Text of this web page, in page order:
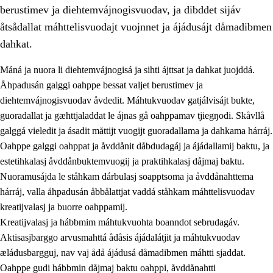
1. Åhpadusá árvvovuodo
1.1 Almasjárvvo
Identitiehtta ja kultuvralasj moattevuohta
1.3 Lájttális ájádallam ja estetihkalasj diedulasjvuohta
Dahkamávvo, berustibme ja diehtemvájnogisvuohta
1.5 Vieledus luonnduj ja birásdiedulasjvuohta
1.6 Demokratijja ja oassálasstem
berustimev ja diehtemvájnogisvuodav, ja dibddet sijáv
åtsådallat máhttelisvuodajt vuojnnet ja ájádusájt dåmadibmen
dahkat.
Máná ja nuora li diehtemvájnogisá ja sihti ájttsat ja dahkat juojddá.
Åhpadusán galggi oahppe bessat valjet berustimev ja
diehtemvájnogisvuodav åvdedit. Máhtukvuodav gatjálvisájt bukte,
guoradallat ja gæhttjaladdat le ájnas gå oahppamav tjiegŋodi. Skåvllå
galggá vieledit ja ásadit måttijt vuogijt guoradallama ja dahkama hárráj.
Oahppe galggi oahppat ja åvddånit dåbdudagáj ja ájádallamij baktu, ja
estetihkalasj åvddånbuktemvuogij ja praktihkalasj dåjmaj baktu.
Nuoramusájda le ståhkam dárbulasj soapptsoma ja åvddånahttema
hárráj, valla åhpadusán åbbålattjat vaddá ståhkam máhttelisvuodav
kreatijvalasj ja buorre oahppamij.
Kreatijvalasj ja hábbmim máhtukvuohta boanndot sebrudagáv.
Aktisasjbarggo arvusmahttá ådåsis ájádalátjit ja máhtukvuodav
æládusbargguj, nav vaj ådå ájádusá dåmadibmen máhtti sjaddat.
Oahppe gudi hábbmin dåjmaj baktu oahppi, åvddånahtti